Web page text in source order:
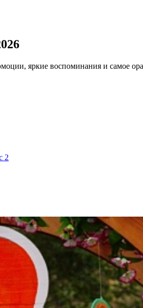
яркие воспоминания и самое
2